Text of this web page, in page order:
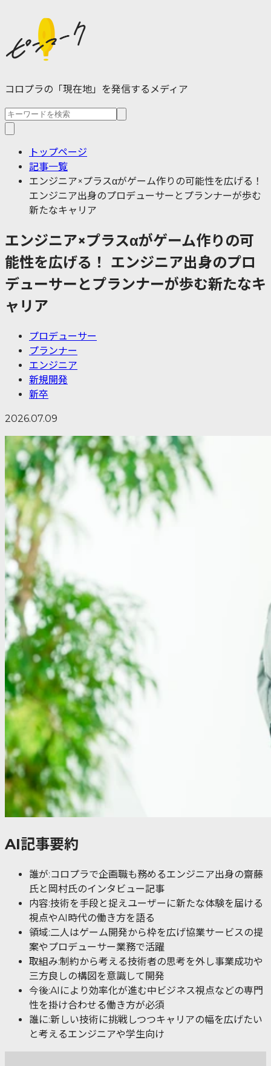
コロプラの「現在地」を発信するメディア
トップページ
記事一覧
エンジニア×プラスαがゲーム作りの可能性を広げる！
エンジニア出身のプロデューサーとプランナーが歩む
新たなキャリア
エンジニア×プラスαがゲーム作りの可
能性を広げる！ エンジニア出身のプロ
デューサーとプランナーが歩む新たなキ
ャリア
プロデューサー
プランナー
エンジニア
新規開発
新卒
2026.07.09
AI記事要約
誰が:コロプラで企画職も務めるエンジニア出身の齋藤
氏と岡村氏のインタビュー記事
内容:技術を手段と捉えユーザーに新たな体験を届ける
視点やAI時代の働き方を語る
領域:二人はゲーム開発から枠を広げ協業サービスの提
案やプロデューサー業務で活躍
取組み:制約から考える技術者の思考を外し事業成功や
三方良しの構図を意識して開発
今後:AIにより効率化が進む中ビジネス視点などの専門
性を掛け合わせる働き方が必須
誰に:新しい技術に挑戦しつつキャリアの幅を広げたい
と考えるエンジニアや学生向け